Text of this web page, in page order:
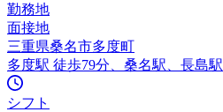
勤務地
面接地
三重県桑名市多度町
多度駅 徒歩79分、桑名駅、長島駅
シフト